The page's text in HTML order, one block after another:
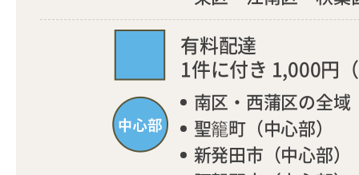
有料配達
1件に付き 1,000円
南区・西蒲区の全域
聖籠町（中心部）
新発田市（中心部）